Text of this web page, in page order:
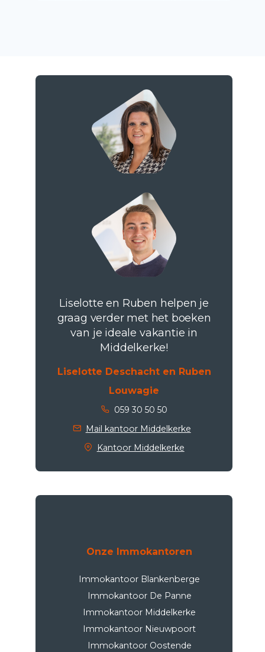
Liselotte en Ruben helpen je
graag verder met het boeken
van je ideale vakantie in
Middelkerke!
Liselotte Deschacht en Ruben
Louwagie
059 30 50 50
Mail kantoor Middelkerke
Kantoor Middelkerke
Onze Immokantoren
Immokantoor Blankenberge
Immokantoor De Panne
Immokantoor Middelkerke
Immokantoor Nieuwpoort
Immokantoor Oostende